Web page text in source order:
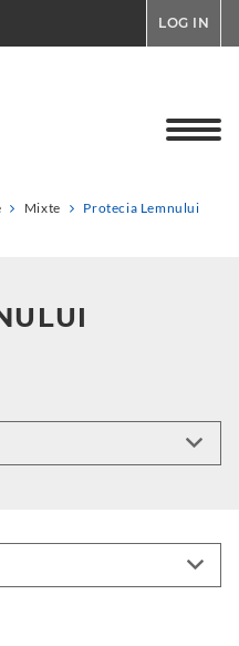
LOG IN
Mixte Protecia Lemnului